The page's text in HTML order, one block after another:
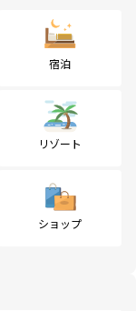
宿泊
リゾート
ショップ